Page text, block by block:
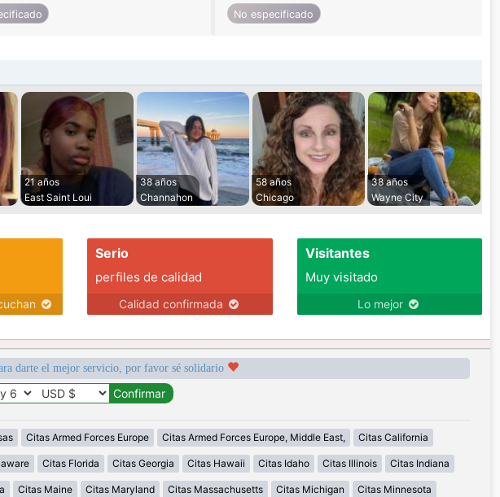
No especificado
21 años
East Saint Loui
38 años
Channahon
58 años
Chicago
38 años
Wayne City
Serio
perfiles de calidad
Calidad confirmada
Visitantes
Muy visitado
Lo mejor
darte el mejor servicio, por favor sé solidario
Citas Armed Forces Europe Citas Armed Forces Europe, Middle East, Citas California
Citas Florida Citas Georgia Citas Hawaii Citas Idaho Citas Illinois Citas Indiana
Citas Maine Citas Maryland Citas Massachusetts Citas Michigan Citas Minnesota